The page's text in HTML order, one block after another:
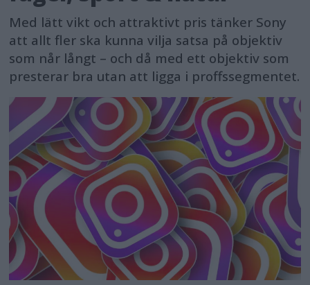
Med lätt vikt och attraktivt pris tänker Sony
att allt fler ska kunna vilja satsa på objektiv
som når långt – och då med ett objektiv som
presterar bra utan att ligga i proffssegmentet.